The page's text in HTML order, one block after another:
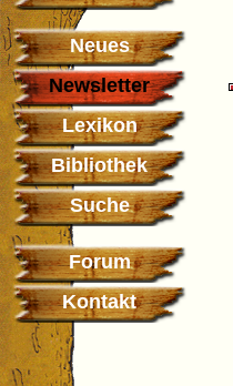
Neues
Newsletter
Lexikon
Bibliothek
Suche
Forum
Kontakt